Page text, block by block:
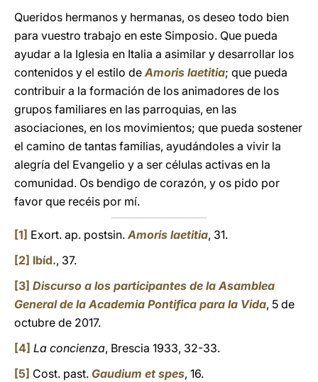
Queridos hermanos y hermanas, os deseo todo bien
para vuestro trabajo en este Simposio. Que pueda
ayudar a la Iglesia en Italia a asimilar y desarrollar los
contenidos y el estilo deAmoris laetitia; que pueda
contribuir a la formación de los animadores de los
grupos familiares en las parroquias, en las
asociaciones, en los movimientos; que pueda sostener
el camino de tantas familias, ayudándoles a vivir la
alegría del Evangelio y a ser células activas en la
comunidad. Os bendigo de corazón, y os pido por
favor que recéis por mí.
[1] Exort. ap. postsin.Amoris laetitia, 31.
[2] Ibíd., 37.
[3] Discurso a los participantes de la Asamblea
General de la Academia Pontifica para la Vida, 5 de
octubre de 2017.
[4] La concienza, Brescia 1933, 32-33.
[5] Cost. past. Gaudium et spes, 16.